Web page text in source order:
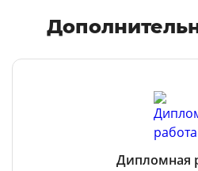
Дипломная